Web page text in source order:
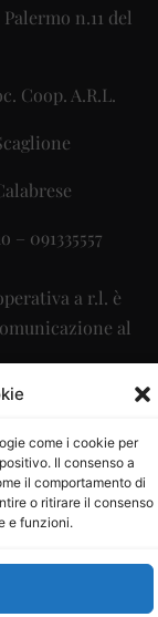
come i cookie per
Il consenso a
il comportamento di
o ritirare il consenso
e funzioni.
n.11 del
Coop. A.R.L.
– 091335557
a r.l. è
al